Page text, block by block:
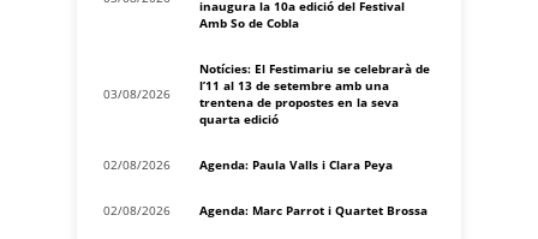
inaugura la 10a edició del Festival
Amb So de Cobla
03/08/2026
Notícies: El Festimariu se celebrarà de
l’11 al 13 de setembre amb una
trentena de propostes en la seva
quarta edició
02/08/2026 Agenda: Paula Valls i Clara Peya
02/08/2026 Agenda: Marc Parrot i Quartet Brossa